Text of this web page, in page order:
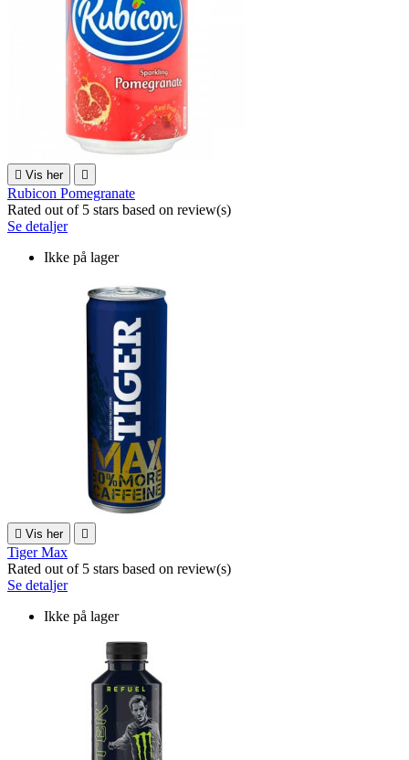
 Vis her 
Rubicon Pomegranate
Rated out of 5 stars based on review(s)
Se detaljer
Ikke på lager
 Vis her 
Tiger Max
Rated out of 5 stars based on review(s)
Se detaljer
Ikke på lager